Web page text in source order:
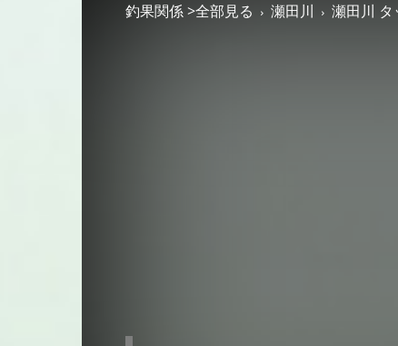
釣果関係 >全部見る 瀬田川 瀬田川 タ